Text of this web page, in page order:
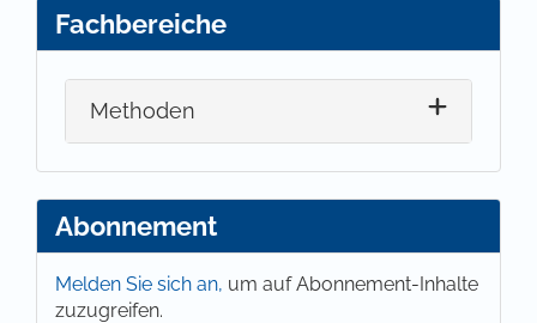
Fachbereiche
Methoden
Abonnement
Melden Sie sich an, um auf Abonnement-Inhalte
zuzugreifen.